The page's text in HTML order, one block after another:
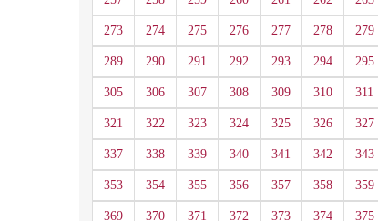
273 274 275 276 277 278 279
289 290 291 292 293 294 295
305 306 307 308 309 310 311
321 322 323 324 325 326 327
337 338 339 340 341 342 343
353 354 355 356 357 358 359
369 370 371 372 373 374 375